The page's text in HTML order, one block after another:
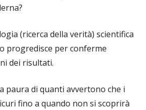
(ricerca della verità) scientifica
progredisce per conferme
dei risultati.
paura di quanti avvertono che i
fino a quando non si scoprirà